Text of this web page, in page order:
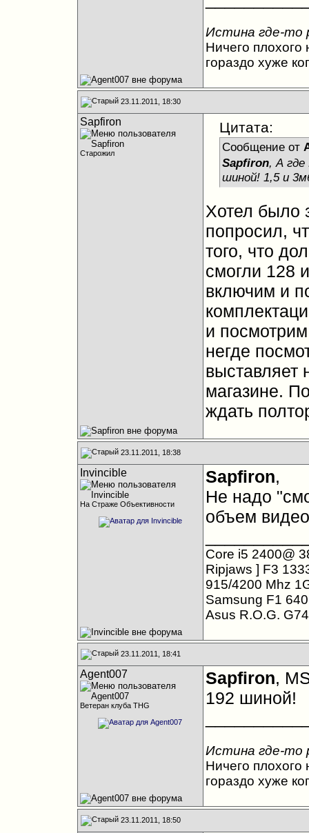
Истина где-то
Ничего плохого
гораздо хуже
23.11.2011, 18:30
Sapfiron
Старожил
Цитата:
Сообщение от
Sapfiron, А
шиной! 1,5 и
Хотел было
попросил,
того, что
смогли 128
включим и
и
негде
выставляет
магазине.
ждать
23.11.2011, 18:38
Invincible
На Страже Объективности
Sapfiron,
Не надо
объем
Core i5 2400@
Ripjaws ] F3
915/4200 Mhz
Samsung F1
Asus R.O.G.
23.11.2011, 18:41
Agent007
Ветеран клуба THG
Sapfiron,
192 шиной!
Истина где-то
Ничего плохого
гораздо хуже
23.11.2011, 18:50